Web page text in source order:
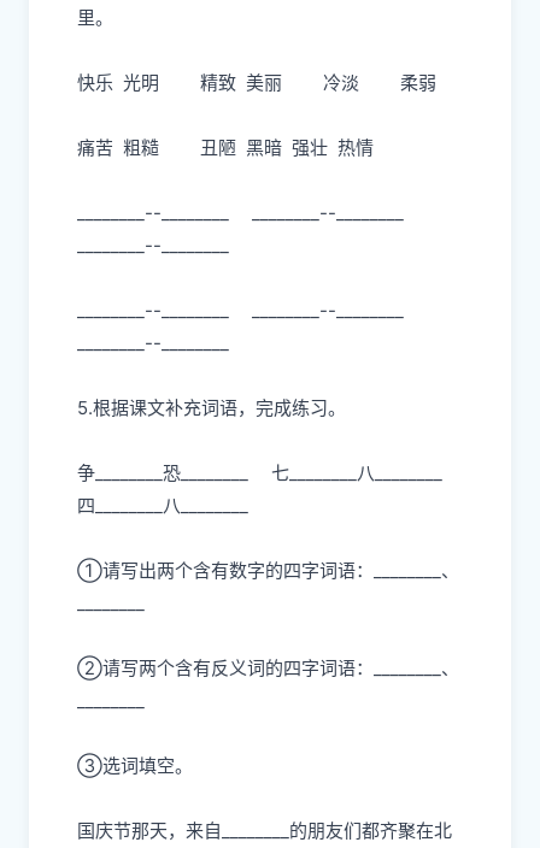
里。
快乐 光明 精致 美丽 冷淡 柔弱
痛苦 粗糙 丑陋 黑暗 强壮 热情
________--________ ________--________
________--________
________--________ ________--________
________--________
5.根据课文补充词语，完成练习。
争________恐________ 七________八________
四________八________
①请写出两个含有数字的四字词语：________、
②请写两个含有反义词的四字词语：________、
③选词填空。
国庆节那天，来自________的朋友们都齐聚在北